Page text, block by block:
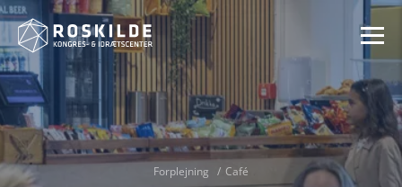
Forplejning Café